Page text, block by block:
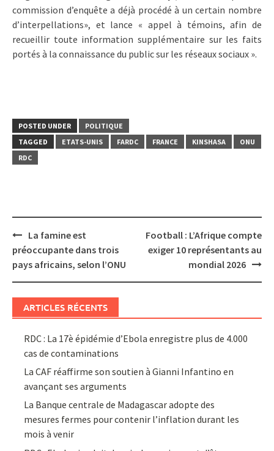
commission d’enquête a déjà procédé à un certain nombre
d’interpellations», et lance « appel à témoins, afin de
recueillir toute information supplémentaire sur les faits
portés à la connaissance du public sur les réseaux sociaux ».
POSTED UNDER
POLITIQUE
TAGGED
ETATS-UNIS FARDC FRANCE KINSHASA
ONU
RDC
Post
navigation
La famine est
préoccupante dans trois
pays africains, selon l’ONU
Football : L’Afrique compte
exiger 10 représentants au
mondial 2026
ARTICLES RÉCENTS
RDC : La 17è épidémie d’Ebola enregistre plus de 4.000
cas de contaminations
La CAF réaffirme son soutien à Gianni Infantino en
avançant ses arguments
La Banque centrale de Madagascar adopte des
mesures fermes pour contenir l’inflation durant les
mois à venir